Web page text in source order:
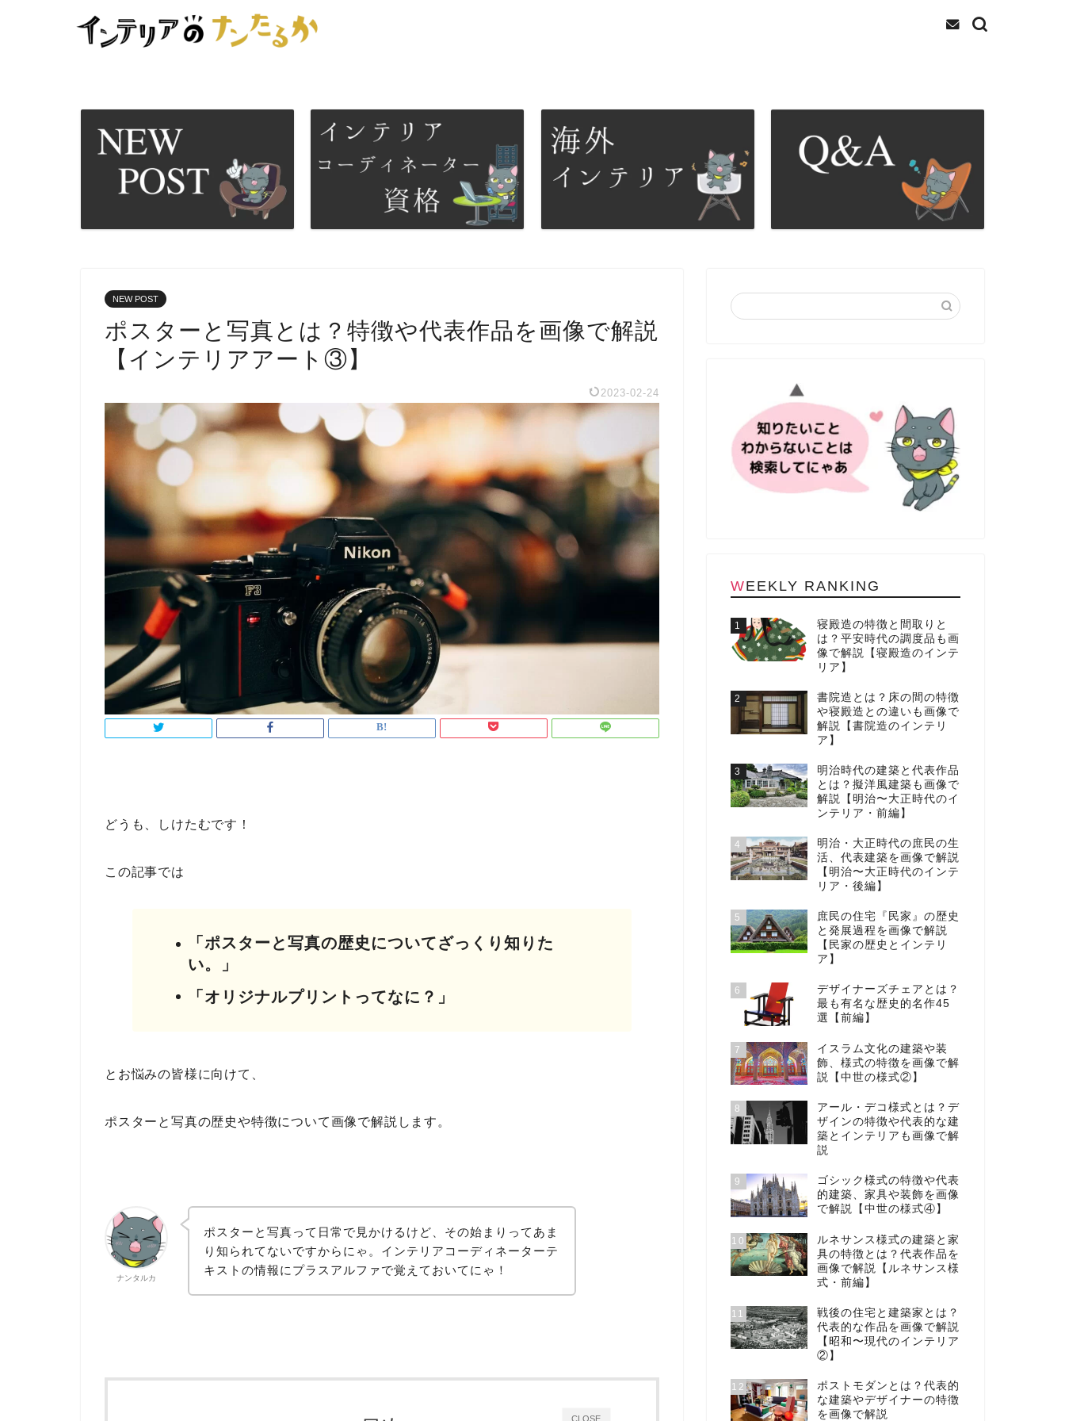
NEW POST
ポスターと写真とは？特徴や代表作品を画像で解説
【インテリアアート③】
2023-02-24
どうも、しけたむです！
この記事では
「ポスターと写真の歴史についてざっくり知りた
い。」
「オリジナルプリントってなに？」
とお悩みの皆様に向けて、
ポスターと写真の歴史や特徴について画像で解説します。
ナンタルカ
ポスターと写真って日常で見かけるけど、その始まりってあま
り知られてないですからにゃ。インテリアコーディネーターテ
キストの情報にプラスアルファで覚えておいてにゃ！
CLOSE
WEEKLY RANKING
1
寝殿造の特徴と間取りと
は？平安時代の調度品も画
像で解説【寝殿造のインテ
リア】
2
書院造とは？床の間の特徴
や寝殿造との違いも画像で
解説【書院造のインテリ
ア】
3
明治時代の建築と代表作品
とは？擬洋風建築も画像で
解説【明治〜大正時代のイ
ンテリア・前編】
4
明治・大正時代の庶民の生
活、代表建築を画像で解説
【明治〜大正時代のインテ
リア・後編】
5
庶民の住宅『民家』の歴史
と発展過程を画像で解説
【民家の歴史とインテリ
ア】
6
デザイナーズチェアとは？
最も有名な歴史的名作45
選【前編】
7
イスラム文化の建築や装
飾、様式の特徴を画像で解
説【中世の様式②】
8
アール・デコ様式とは？デ
ザインの特徴や代表的な建
築とインテリアも画像で解
説
9
ゴシック様式の特徴や代表
的建築、家具や装飾を画像
で解説【中世の様式④】
10
ルネサンス様式の建築と家
具の特徴とは？代表作品を
画像で解説【ルネサンス様
式・前編】
11
戦後の住宅と建築家とは？
代表的な作品を画像で解説
【昭和〜現代のインテリア
②】
12
ポストモダンとは？代表的
な建築やデザイナーの特徴
を画像で解説